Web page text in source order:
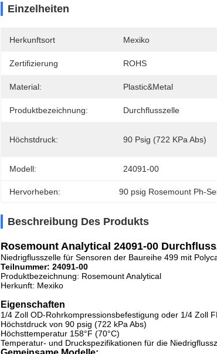
Einzelheiten
Herkunftsort Mexiko
Zertifizierung ROHS
Material: Plastic&Metal
Produktbezeichnung: Durchflusszelle
Höchstdruck: 90 Psig (722 KPa Abs)
Modell: 24091-00
Hervorheben: 90 psig Rosemount Ph-
Beschreibung Des Produkts
Rosemount Analytical 24091-00
Niedrigflusszelle für Sensoren der Baureihe 499 mit
Teilnummer: 24091-00
Produktbezeichnung: Rosemount Analytical
Herkunft: Mexiko
Eigenschaften
1/4 Zoll OD-Rohrkompressionsbefestigung oder 1/4 Zoll
Höchstdruck von 90 psig (722 kPa Abs)
Höchsttemperatur 158°F (70°C)
Temperatur- und Druckspezifikationen für die